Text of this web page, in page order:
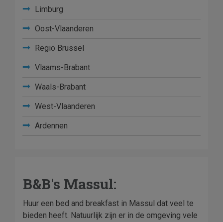
Limburg
Oost-Vlaanderen
Regio Brussel
Vlaams-Brabant
Waals-Brabant
West-Vlaanderen
Ardennen
B&B's Massul:
Huur een bed and breakfast in Massul dat veel te
bieden heeft. Natuurlijk zijn er in de omgeving vele